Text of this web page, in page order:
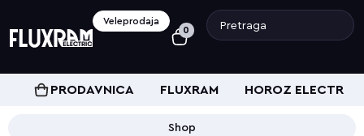
Veleprodaja
0
PRODAVNICA FLUXRAM HOROZ ELECTRIC
Shop